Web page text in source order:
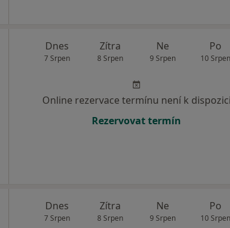
Dnes
7 Srpen
Zítra
8 Srpen
Ne
9 Srpen
Po
10 Srpen
Online rezervace termínu není k dispozici
Rezervovat termín
Dnes
7 Srpen
Zítra
8 Srpen
Ne
9 Srpen
Po
10 Srpen